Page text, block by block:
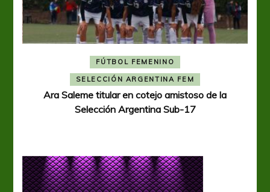
FÚTBOL FEMENINO
SELECCIÓN ARGENTINA FEM
Ara Saleme titular en cotejo amistoso de la
Selección Argentina Sub-17